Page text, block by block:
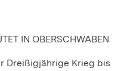
IN OBERSCHWABEN
Dreißigjährige Krieg bis